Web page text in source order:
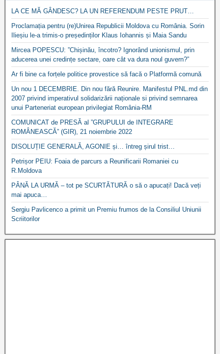
LA CE MĂ GÂNDESC? LA UN REFERENDUM PESTE PRUT…
Proclamația pentru (re)Unirea Republicii Moldova cu România. Sorin
Ilieșiu le-a trimis-o președinților Klaus Iohannis și Maia Sandu
Mircea POPESCU: ”Chișinău, încotro? Ignorând unionismul, prin
aducerea unei credințe sectare, oare cât va dura noul guvern?”
Ar fi bine ca forțele politice provestice să facă o Platformă comună
Un nou 1 DECEMBRIE. Din nou fără Reunire. Manifestul PNL.md din
2007 privind imperativul solidarizării naționale si privind semnarea
unui Parteneriat european privilegiat România-RM
COMUNICAT de PRESĂ al ”GRUPULUI de INTEGRARE
ROMÂNEASCĂ” (GIR), 21 noiembrie 2022
DISOLUȚIE GENERALĂ, AGONIE și… întreg șirul trist…
Petrișor PEIU: Foaia de parcurs a Reunificarii Romaniei cu
R.Moldova
PÂNĂ LA URMĂ – tot pe SCURTĂTURĂ o să o apucați! Dacă veți
mai apuca…
Sergiu Pavlicenco a primit un Premiu frumos de la Consiliul Uniunii
Scriitorilor